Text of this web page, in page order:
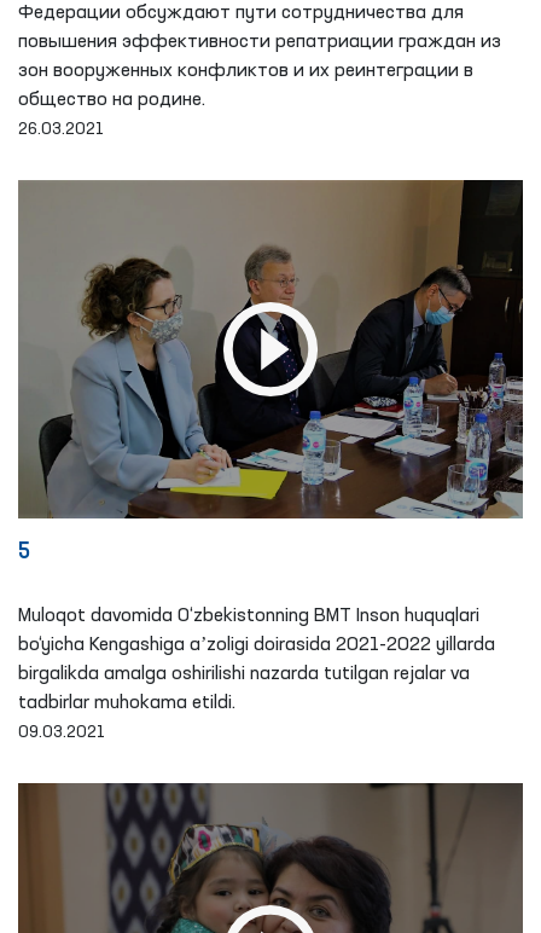
Федерации обсуждают пути сотрудничества для
повышения эффективности репатриации граждан из
зон вооруженных конфликтов и их реинтеграции в
общество на родине.
26.03.2021
5
Muloqot davomida O‘zbekistonning BMT Inson huquqlari
bo‘yicha Kengashiga aʼzoligi doirasida 2021-2022 yillarda
birgalikda amalga oshirilishi nazarda tutilgan rejalar va
tadbirlar muhokama etildi.
09.03.2021